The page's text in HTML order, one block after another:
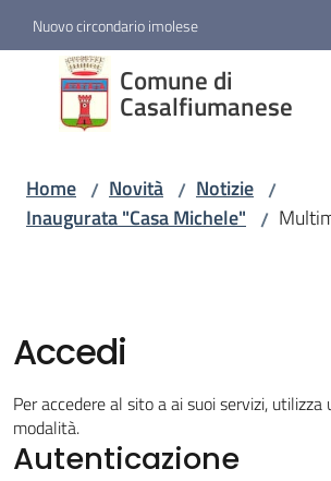
Vai al contenuto
Vai alla navigazione
Vai al footer
Nuovo circondario imolese
Comune di
Casalfiumanese
Comune di
Casalfiumanese
Amministrazione
Servizi
Vivere
Casalfiumanese
Home / Novità / Notizie /
Inaugurata "Casa Michele" /
Accedi
Per accedere al sito a ai suoi servizi,
modalità.
Autenticazione